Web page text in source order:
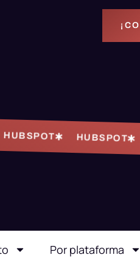
HUBSPOT
Por plataforma